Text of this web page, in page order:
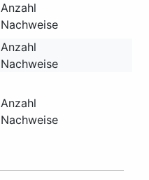
Anzahl
Nachweise
Anzahl
Nachweise
Anzahl
Nachweise